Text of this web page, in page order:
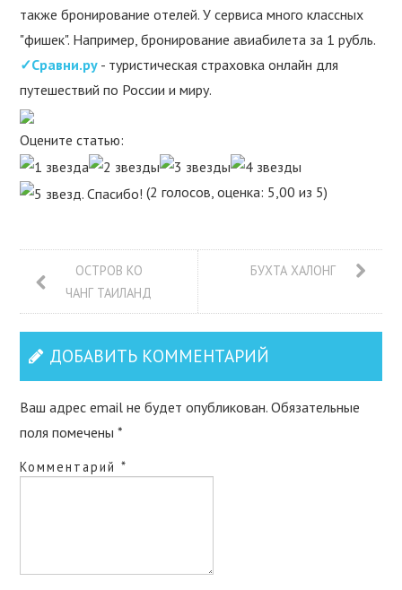
также бронирование отелей. У сервиса много классных
"фишек". Например, бронирование авиабилета за 1 рубль.
✓Сравни.ру - туристическая страховка онлайн для
путешествий по России и миру.
Оцените статью:
(2 голосов, оценка: 5,00 из 5)
ОСТРОВ КО
ЧАНГ ТАИЛАНД
БУХТА ХАЛОНГ
ДОБАВИТЬ КОММЕНТАРИЙ
Ваш адрес email не будет опубликован. Обязательные
поля помечены*
Комментарий*